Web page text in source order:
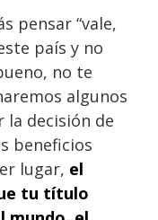
pensar “vale,
país y no
no te
algunos
la decisión de
beneficios
lugar, el
tu título